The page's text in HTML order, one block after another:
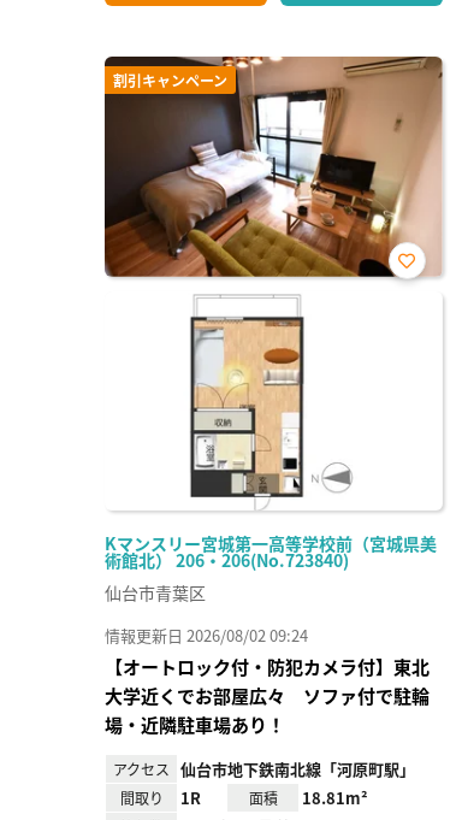
割引キャンペーン
Kマンスリー宮城第一高等学校前（宮城県美
術館北） 206・206(No.723840)
お気
仙台市青葉区
情報更新日 2026/08/02 09:24
【オートロック付・防犯カメラ付】東北
大学近くでお部屋広々 ソファ付で駐輪
場・近隣駐車場あり！
アクセス 仙台市地下鉄南北線「河原町駅」
間取り 1R 面積 18.81m²